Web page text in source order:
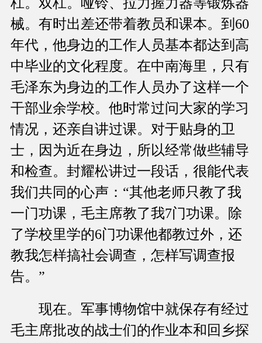
械。有时出差还带着教员和课本。到60
年代，他身边的工作人员基本都达到高
中毕业的文化程度。在中南海里，只有
毛泽东为身边的工作人员办了这样一个
干部业余学校。他时常过问大家的学习
情况，还亲自讲过课。对于贴身的卫
士，因为近在身边，所以经常做些辅导
和检查。封耀松讲过一段话，很能代表
我们共同的心声：“其他老师只教了我
一门功课，毛主席教了我7门功课。除
了学校里学的6门功课他都教过外，还
教我怎样搞社会调查，怎样写调查报
告。”
现在。军事博物馆中就保存有经过
毛主席批改的战士们的作业本和回乡探